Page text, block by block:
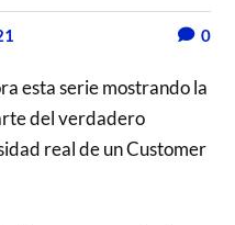
0
esta serie mostrando la
del verdadero
real de un Customer